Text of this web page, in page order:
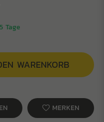
Tage
WARENKORB
MERKEN